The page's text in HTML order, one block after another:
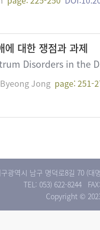
에 대한 쟁점과 과제
Disorders in the
Jong page: 251-
광역시 남구 명덕로8길 70 (
TEL: 053) 622-8244
Copyright ©